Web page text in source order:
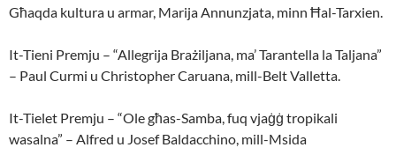
Għaqda kultura u armar, Marija Annunzjata, minn Ħal-Tarxien.
It-Tieni Premju – “Allegrija Brażiljana, ma’ Tarantella la Taljana”
– Paul Curmi u Christopher Caruana, mill-Belt Valletta.
It-Tielet Premju – “Ole għas-Samba, fuq vjaġġ tropikali
wasalna” – Alfred u Josef Baldacchino, mill-Msida